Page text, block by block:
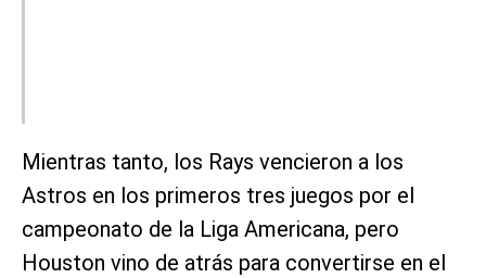
Mientras tanto, los Rays vencieron a los
Astros en los primeros tres juegos por el
campeonato de la Liga Americana, pero
Houston vino de atrás para convertirse en el